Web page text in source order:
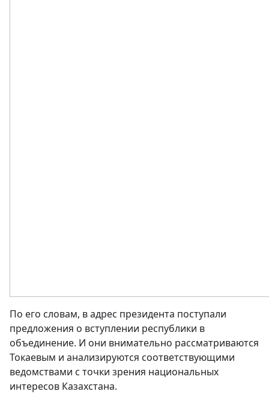
По его словам, в адрес президента поступали
предложения о вступлении республики в
объединение. И они внимательно рассматриваются
Токаевым и анализируются соответствующими
ведомствами с точки зрения национальных
интересов Казахстана.